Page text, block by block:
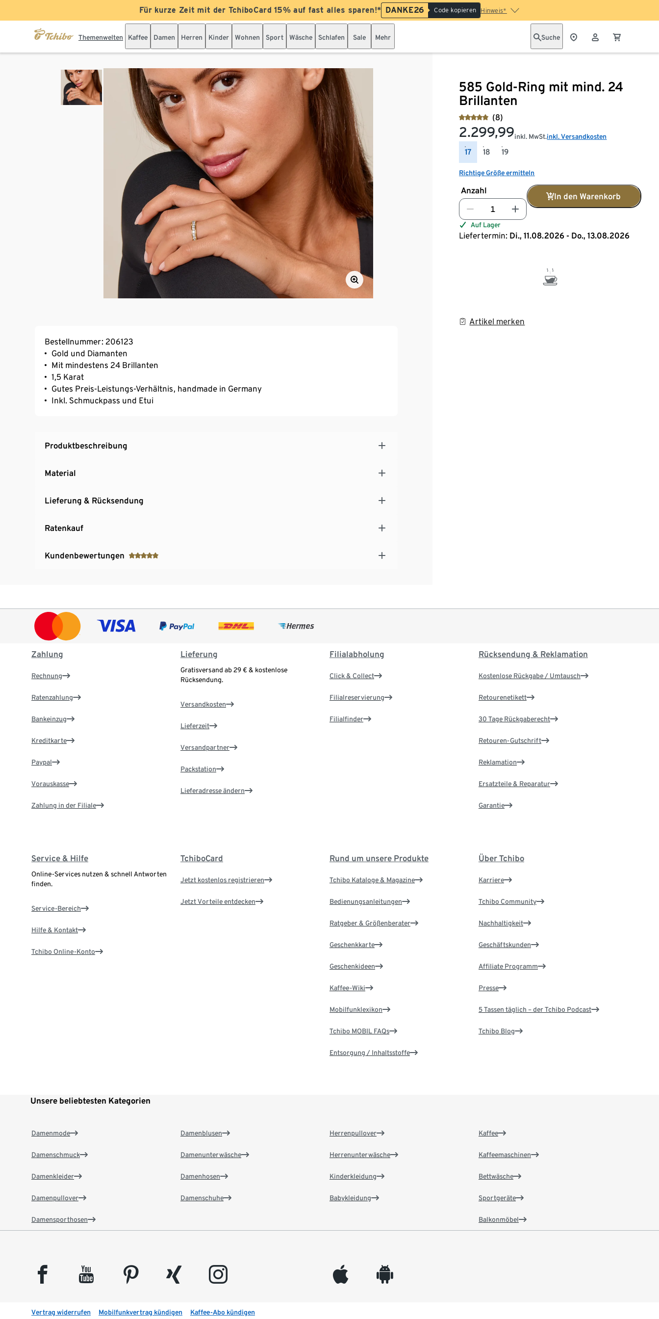
Für kurze Zeit mit der TchiboCard 15% auf fast alles sparen!* DANKE26 Code kopieren Hinweis*
Themenwelten Kaffee Damen Herren Kinder Wohnen Sport Wäsche Schlafen Sale Mehr Suche
585 Gold-Ring mit mind. 24
Brillanten
(8)
2.299,99inkl. MwSt.inkl. Versandkosten
17 18 19
Richtige Größe ermitteln
Anzahl
In den Warenkorb
Auf Lager
Liefertermin: Di., 11.08.2026 - Do., 13.08.2026
Artikel merken
Bestellnummer: 206123
Gold und Diamanten
Mit mindestens 24 Brillanten
1,5 Karat
Gutes Preis-Leistungs-Verhältnis, handmade in Germany
Inkl. Schmuckpass und Etui
Produktbeschreibung
Material
Lieferung & Rücksendung
Ratenkauf
Kundenbewertungen
Zahlung
Rechnung
Ratenzahlung
Bankeinzug
Kreditkarte
Paypal
Vorauskasse
Zahlung in der Filiale
Lieferung
Gratisversand ab 29 € & kostenlose
Rücksendung.
Versandkosten
Lieferzeit
Versandpartner
Packstation
Lieferadresse ändern
Filialabholung
Click & Collect
Filialreservierung
Filialfinder
Rücksendung & Reklamation
Kostenlose Rückgabe / Umtausch
Retourenetikett
30 Tage Rückgaberecht
Retouren-Gutschrift
Reklamation
Ersatzteile & Reparatur
Garantie
Service & Hilfe
Online-Services nutzen & schnell Antworten
finden.
Service-Bereich
Hilfe & Kontakt
Tchibo Online-Konto
TchiboCard
Jetzt kostenlos registrieren
Jetzt Vorteile entdecken
Rund um unsere Produkte
Tchibo Kataloge & Magazine
Bedienungsanleitungen
Ratgeber & Größenberater
Geschenkkarte
Geschenkideen
Kaffee-Wiki
Mobilfunklexikon
Tchibo MOBIL FAQs
Entsorgung / Inhaltsstoffe
Über Tchibo
Karriere
Tchibo Community
Nachhaltigkeit
Geschäftskunden
Affiliate Programm
Presse
5 Tassen täglich – der Tchibo Podcast
Tchibo Blog
Unsere beliebtesten Kategorien
Damenmode
Damenschmuck
Damenkleider
Damenpullover
Damensporthosen
Damenblusen
Damenunterwäsche
Damenhosen
Damenschuhe
Herrenpullover
Herrenunterwäsche
Kinderkleidung
Babykleidung
Kaffee
Kaffeemaschinen
Bettwäsche
Sportgeräte
Balkonmöbel
facebook youtube pinterest xing instagram appleinc android
Vertrag widerrufen Mobilfunkvertrag kündigen Kaffee-Abo kündigen